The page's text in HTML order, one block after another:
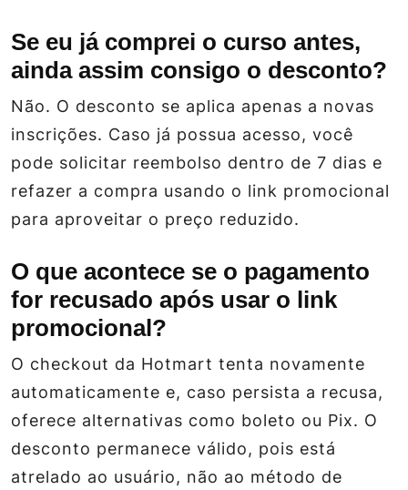
Se eu já comprei o curso antes,
ainda assim consigo o desconto?
Não. O desconto se aplica apenas a novas
inscrições. Caso já possua acesso, você
pode solicitar reembolso dentro de 7 dias e
refazer a compra usando o link promocional
para aproveitar o preço reduzido.
O que acontece se o pagamento
for recusado após usar o link
promocional?
O checkout da Hotmart tenta novamente
automaticamente e, caso persista a recusa,
oferece alternativas como boleto ou Pix. O
desconto permanece válido, pois está
atrelado ao usuário, não ao método de